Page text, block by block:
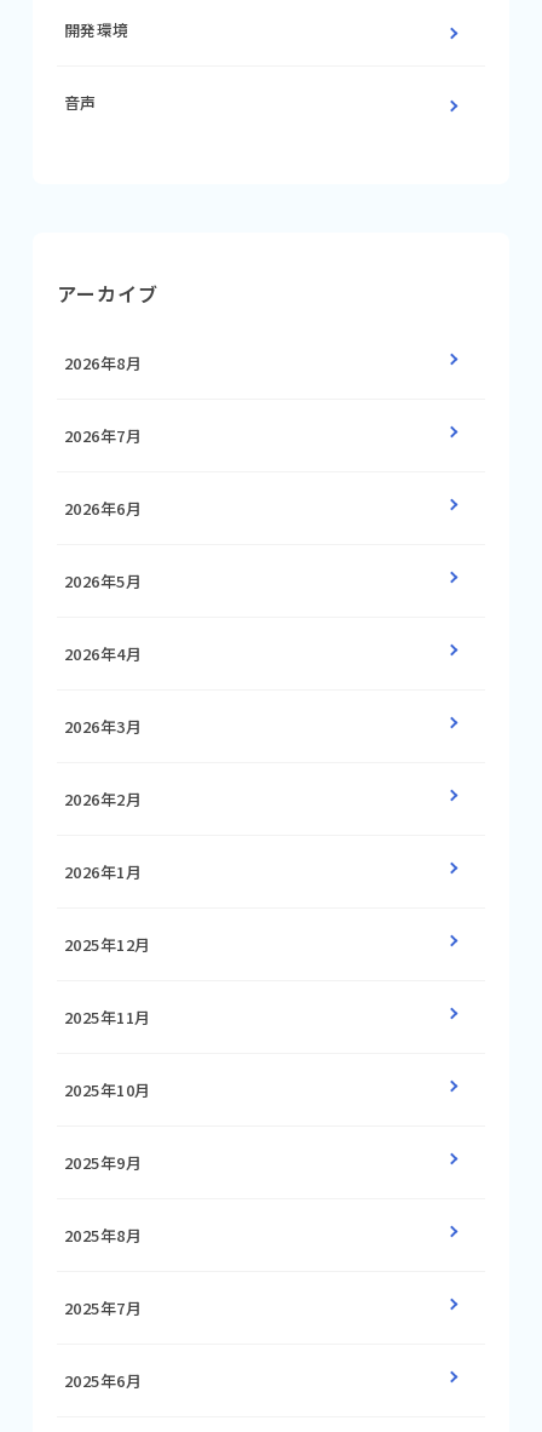
開発環境
音声
アーカイブ
2026年8月
2026年7月
2026年6月
2026年5月
2026年4月
2026年3月
2026年2月
2026年1月
2025年12月
2025年11月
2025年10月
2025年9月
2025年8月
2025年7月
2025年6月